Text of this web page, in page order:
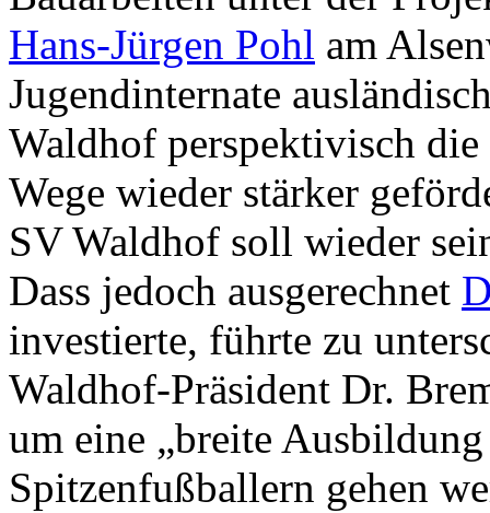
Hans-Jürgen Pohl am
Jugendinternate
Waldhof perspektivisch
Wege wieder stärker
SV Waldhof soll wieder
Dass jedoch ausgerechnet
investierte, führte zu
Waldhof-Präsident Dr.
um eine „breite
Spitzenfußballern gehen